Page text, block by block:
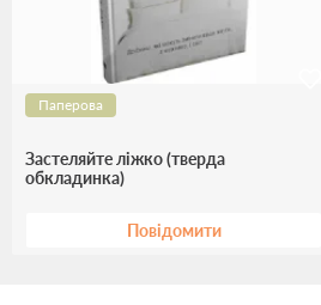
Паперова
Застеляйте ліжко (тверда
обкладинка)
Повідомити